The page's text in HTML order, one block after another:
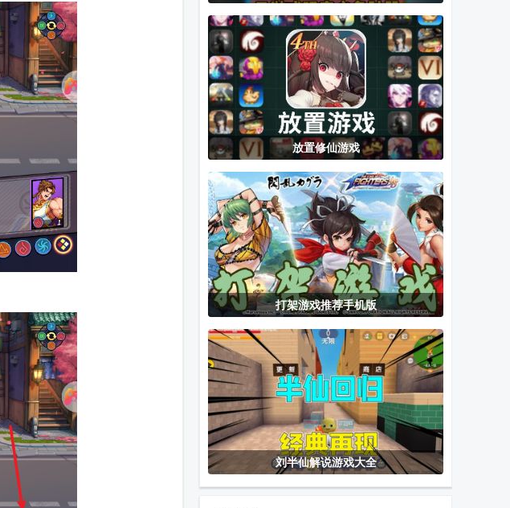
Infinite)
手机版
手账游戏官方
正版
比伦汉化组
放置修仙游戏
打架游戏推荐手机版
刘半仙解说游戏大全